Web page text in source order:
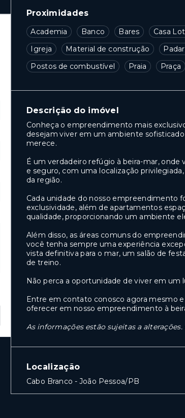
Proximidades
Academia Banco Bares Casa
Igreja
Material de construção
Postos de combustível
Praia Praça
Descrição do imóvel
Conheça o empreendimento mais
desejam viver em um ambiente
merece.
É um verdadeiro refúgio à beira-mar,
e seguro, com uma localização
da região.
Cada unidade do nosso empreendimento
exclusividade, além de apartamentos
qualidade, proporcionando um ambiente
Além disso, as áreas comuns do
você tenha sempre uma experiência
vista definitiva para o mar, um salão de
de treino.
Não perca a oportunidade de viver em um
Entre em contato conosco agora mesmo
oferecer em nosso empreendimento à
As informações estão sujeitas a
Localização
Cabo Branco - João Pessoa/PB